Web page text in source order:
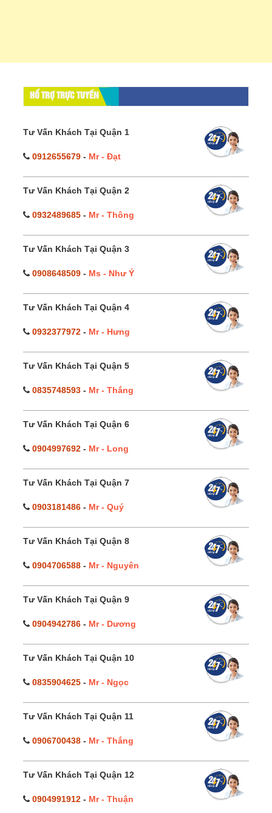
HỔ TRỢ TRỰC TUYẾN
Tư Vấn Khách Tại Quận 1
0912655679 - Mr - Đạt
Tư Vấn Khách Tại Quận 2
0932489685 - Mr - Thông
Tư Vấn Khách Tại Quận 3
0908648509 - Ms - Như Ý
Tư Vấn Khách Tại Quận 4
0932377972 - Mr - Hưng
Tư Vấn Khách Tại Quận 5
0835748593 - Mr - Thắng
Tư Vấn Khách Tại Quận 6
0904997692 - Mr - Long
Tư Vấn Khách Tại Quận 7
0903181486 - Mr - Quý
Tư Vấn Khách Tại Quận 8
0904706588 - Mr - Nguyên
Tư Vấn Khách Tại Quận 9
0904942786 - Mr - Dương
Tư Vấn Khách Tại Quận 10
0835904625 - Mr - Ngọc
Tư Vấn Khách Tại Quận 11
0906700438 - Mr - Thắng
Tư Vấn Khách Tại Quận 12
0904991912 - Mr - Thuận